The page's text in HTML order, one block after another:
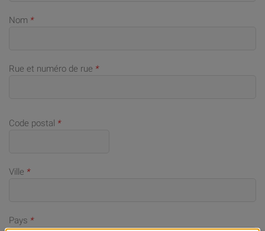
Nom *
Rue et numéro de rue *
Code postal *
Ville *
Pays *